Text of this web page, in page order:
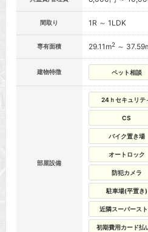
間取り 1R ～ 1LDK
専有面積 29.11m2～
建物特徴 ペット相談
部屋設備
24ｈセキュリテ
CS
バイク置き場
オートロック
防犯カメラ
駐車場(平置き)
近隣スーパース
初期費用カード払